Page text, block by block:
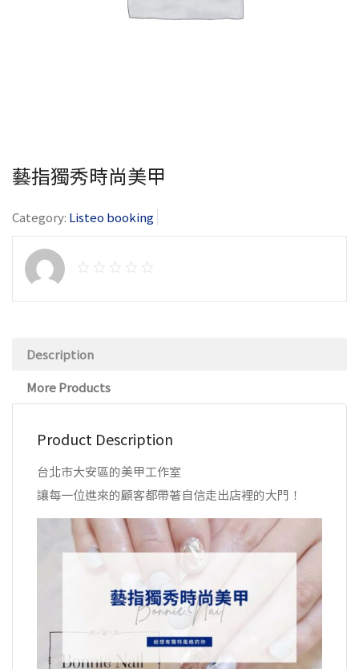
藝指獨秀時尚美甲
Category: Listeo booking
Description
More Products
Product Description
台北市大安區的美甲工作室
讓每一位進來的顧客都帶著自信走出店裡的大門！